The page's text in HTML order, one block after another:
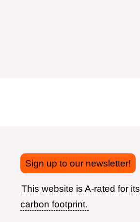
Sign up to our newsletter!
This website is A-rated for its
carbon footprint.